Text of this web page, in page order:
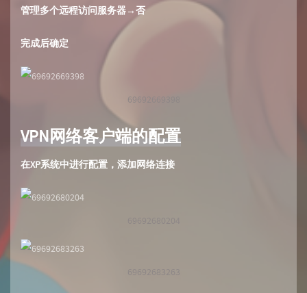
管理多个远程访问服务器→否
完成后确定
69692669398
VPN网络客户端的配置
在XP系统中进行配置，添加网络连接